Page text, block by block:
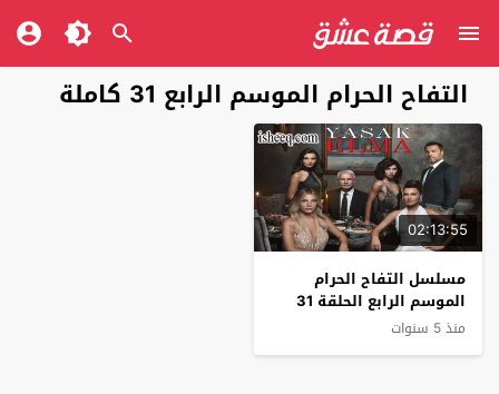
التفاح الحرام الموسم الرابع 31 كاملة
02:13:55
مسلسل التفاح الحرام
الموسم الرابع الحلقة 31
منذ 5 سنوات